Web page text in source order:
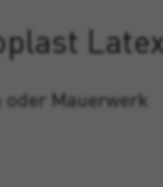
Mauerwerk